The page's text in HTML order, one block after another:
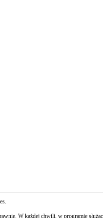
W każdej chwili, w programie